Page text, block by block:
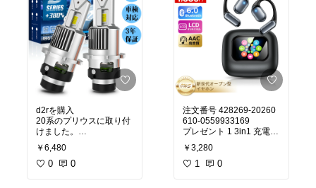
d2rを購入
20系のプリウスに取り付
けました。
ポン付けで取り付けは簡
単にでき、サイズも問題
なかったです。
￥6,480
0 0
注文番号 428269-20260
610-0559933169
プレゼント 1 3in1 充電ケ
ーブル
睡眠時の使用の為に購
￥3,280
1 0